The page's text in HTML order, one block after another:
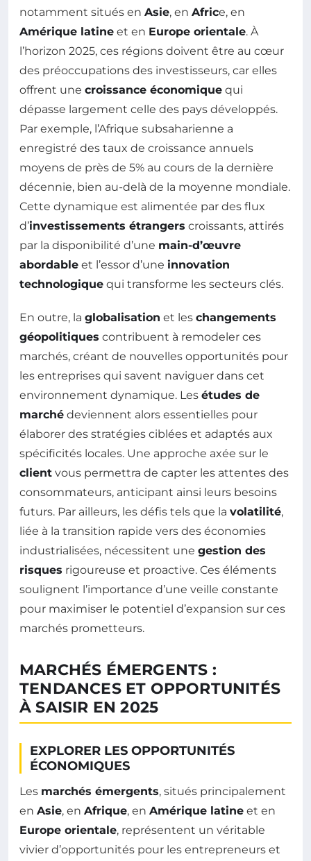
notamment situés en Asie, en Africe, en
Amérique latine et en Europe orientale. À
l’horizon 2025, ces régions doivent être au cœur
des préoccupations des investisseurs, car elles
offrent une croissance économique qui
dépasse largement celle des pays développés.
Par exemple, l’Afrique subsaharienne a
enregistré des taux de croissance annuels
moyens de près de 5% au cours de la dernière
décennie, bien au-delà de la moyenne mondiale.
Cette dynamique est alimentée par des flux
d’investissements étrangers croissants, attirés
par la disponibilité d’une main-d’œuvre
abordable et l’essor d’une innovation
technologique qui transforme les secteurs clés.
En outre, la globalisation et les changements
géopolitiques contribuent à remodeler ces
marchés, créant de nouvelles opportunités pour
les entreprises qui savent naviguer dans cet
environnement dynamique. Les études de
marché deviennent alors essentielles pour
élaborer des stratégies ciblées et adaptés aux
spécificités locales. Une approche axée sur le
client vous permettra de capter les attentes des
consommateurs, anticipant ainsi leurs besoins
futurs. Par ailleurs, les défis tels que la volatilité,
liée à la transition rapide vers des économies
industrialisées, nécessitent une gestion des
risques rigoureuse et proactive. Ces éléments
soulignent l’importance d’une veille constante
pour maximiser le potentiel d’expansion sur ces
marchés prometteurs.
MARCHÉS ÉMERGENTS :
TENDANCES ET OPPORTUNITÉS
À SAISIR EN 2025
EXPLORER LES OPPORTUNITÉS
ÉCONOMIQUES
Les marchés émergents, situés principalement
en Asie, en Afrique, en Amérique latine et en
Europe orientale, représentent un véritable
vivier d’opportunités pour les entrepreneurs et